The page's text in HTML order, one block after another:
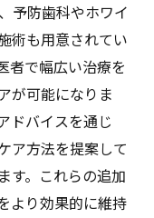
予防歯科やホワイ
術も用意されてい
者で幅広い治療を
が可能になりま
ドバイスを通じ
ア方法を提案して
す。これらの追加
より効果的に維持